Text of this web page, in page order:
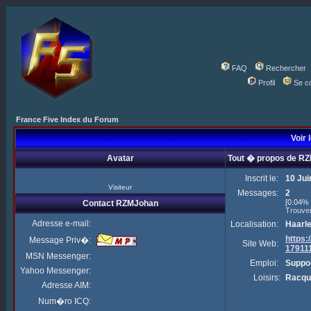
FAQ
Rechercher
Profil
Se
France Five Index du Forum
Voir
Avatar Tout � propos de
Visiteur
Inscrit le:
10
Messages:
2
[0.04%
Localisation:
Site Web:
Emploi:
Loisirs:
Contact RZMJohan
Adresse e-mail:
Message Priv�:
MSN Messenger:
Yahoo Messenger:
Adresse AIM:
Num�ro ICQ: